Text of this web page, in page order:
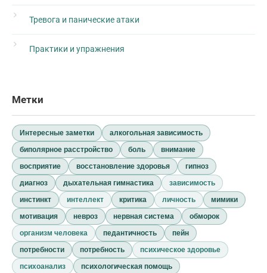
Тревога и панические атаки
Практики и упражнения
Метки
Интересные заметки
алкогольная зависимость
биполярное расстройство
боль
внимание
восприятие
восстановление здоровья
гипноз
диагноз
дыхательная гимнастика
зависимость
инстинкт
интеллект критика личность
мимики
мотивация
невроз нервная система
обморок
организм человека
педантичность
пейн
потребности
потребность
психическое здоровье
психоанализ
психологическая помощь